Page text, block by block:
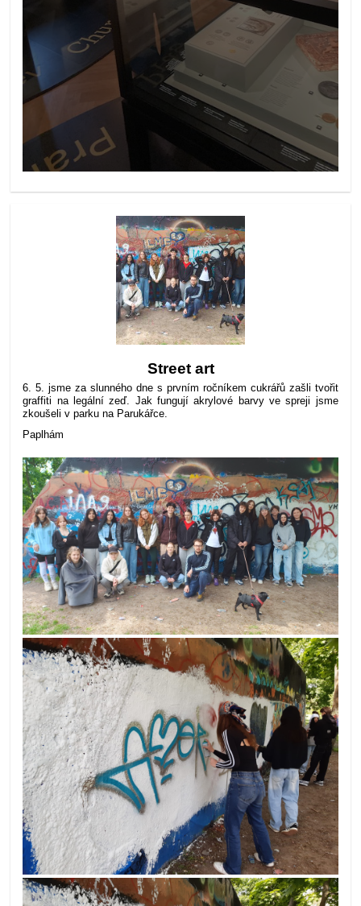
Street art
6. 5. jsme za slunného dne s prvním ročníkem cukrářů zašli tvořit
graffiti na legální zeď. Jak fungují akrylové barvy ve spreji jsme
zkoušeli v parku na Parukářce.
Paplhám